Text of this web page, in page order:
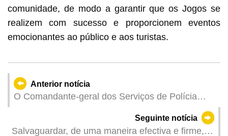
comunidade, de modo a garantir que os Jogos se
realizem com sucesso e proporcionem eventos
emocionantes ao público e aos turistas.
Anterior notícia
O Comandante-geral dos Serviços de Polícia
Unitários (SPU), Leong Man Cheong: Firme no
desempenho das suas funções e na construção
Seguinte notícia
Salvaguardar, de uma maneira efectiva e firme, a